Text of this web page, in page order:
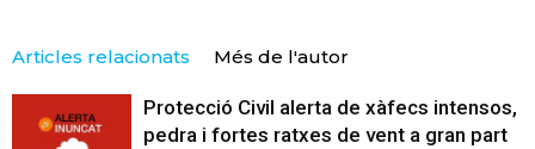
Articles relacionats Més de l'autor
Protecció Civil alerta de xàfecs intensos,
pedra i fortes ratxes de vent a gran part